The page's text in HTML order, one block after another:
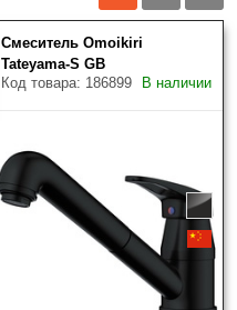
Товаров найдено: 66
Смеситель Omoikiri
Tateyama-S GB
Код товара: 186899
В наличии